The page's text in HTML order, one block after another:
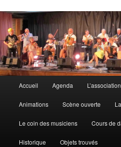
Aller au contenu principal
Aller au contenu secondaire
Accueil Agenda L’association
Animations Scène ouverte
Le coin des musiciens Cours de
Historique Objets trouvés